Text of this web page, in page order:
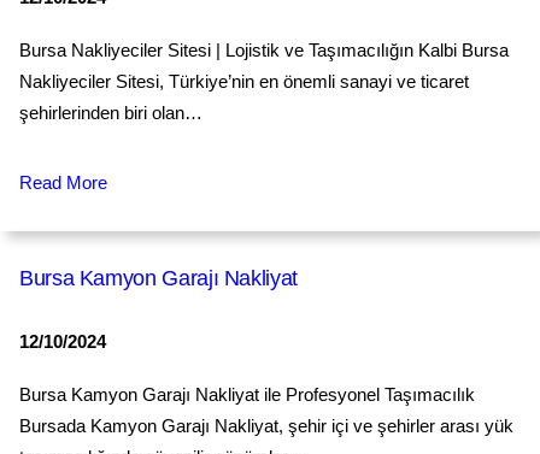
Bursa Nakliyeciler Sitesi | Lojistik ve Taşımacılığın Kalbi Bursa
Nakliyeciler Sitesi, Türkiye’nin en önemli sanayi ve ticaret
şehirlerinden biri olan…
Read More
Bursa Kamyon Garajı Nakliyat
12/10/2024
Bursa Kamyon Garajı Nakliyat ile Profesyonel Taşımacılık
Bursada Kamyon Garajı Nakliyat, şehir içi ve şehirler arası yük